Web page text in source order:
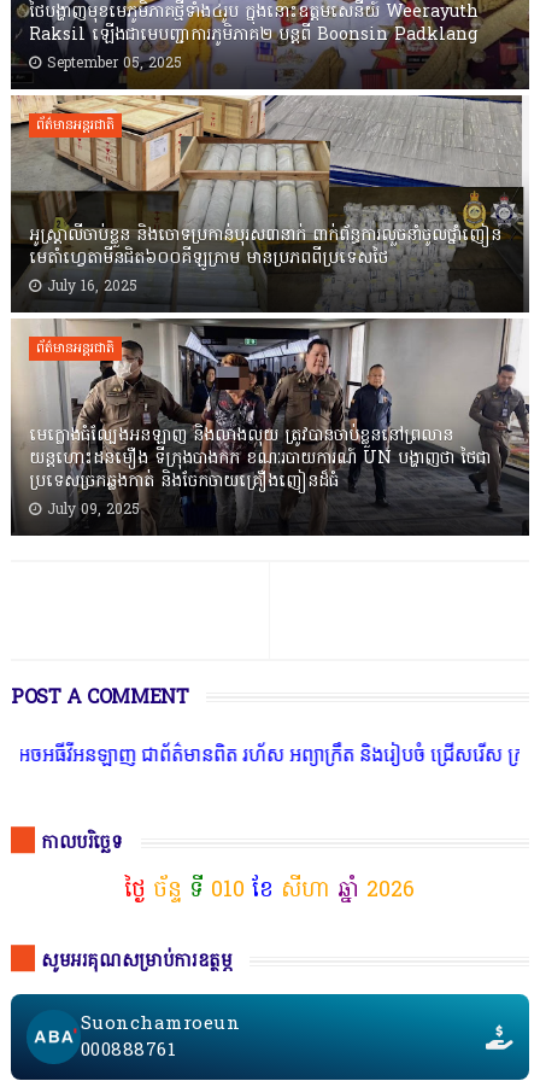
ថៃបង្ហាញមុខមេភូមិភាគថ្មីទាំង៤រូប ក្នុងនោះឧត្តមសេនីយ៍ Weerayuth
Raksil ឡើងជាមេបញ្ជាការភូមិភាគ២ បន្តពី Boonsin Padklang
September 05, 2025
ព័ត៌មានអន្តរជាតិ
អូស្រ្តាលីចាប់ខ្លួន និងចោទប្រកាន់បុរស៣នាក់ ពាក់ព័ន្ធការលួចនាំចូលថ្នាំញៀន
មេតាំហ្វេតាមីនជិត៦០០គីឡូក្រាម មានប្រភពពីប្រទេសថៃ
July 16, 2025
ព័ត៌មានអន្តរជាតិ
មេក្លោងធំល្បែងអនឡាញ និងលាងលុយ ត្រូវបានចាប់ខ្លួននៅព្រលាន
យន្តហោះដនមឿង ទីក្រុងបាងកក ខណៈរបាយការណ៍ UN បង្ហាញថា ថៃជា
ប្រទេសច្រកឆ្លងកាត់ និងចែកចាយគ្រឿងញៀនដ៏ធំ
July 09, 2025
POST A COMMENT
អនឡាញ ជាព័ត៌មានពិត រហ័ស អព្យាក្រឹត និងរៀបចំ ជ្រើសរើស ក្រុមការងា
កាលបរិច្ឆេទ
ថ្ងៃ ច័ន្ទ ទី 010 ខែ សីហា ឆ្នាំ 2026
សូមអរគុណសម្រាប់ការឧត្ថម្ភ
Suonchamroeun
000888761